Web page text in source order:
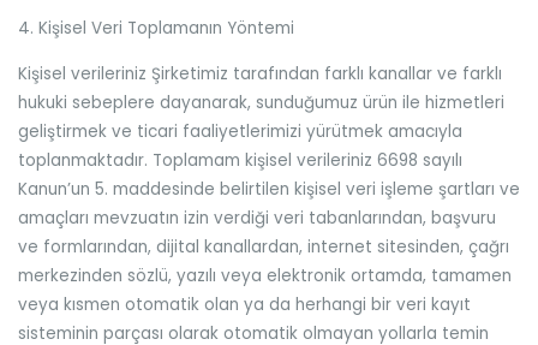
4. Kişisel Veri Toplamanın Yöntemi
Kişisel verileriniz Şirketimiz tarafından farklı kanallar ve farklı
hukuki sebeplere dayanarak, sunduğumuz ürün ile hizmetleri
geliştirmek ve ticari faaliyetlerimizi yürütmek amacıyla
toplanmaktadır. Toplamam kişisel verileriniz 6698 sayılı
Kanun’un 5. maddesinde belirtilen kişisel veri işleme şartları ve
amaçları mevzuatın izin verdiği veri tabanlarından, başvuru
ve formlarından, dijital kanallardan, internet sitesinden, çağrı
merkezinden sözlü, yazılı veya elektronik ortamda, tamamen
veya kısmen otomatik olan ya da herhangi bir veri kayıt
sisteminin parçası olarak otomatik olmayan yollarla temin